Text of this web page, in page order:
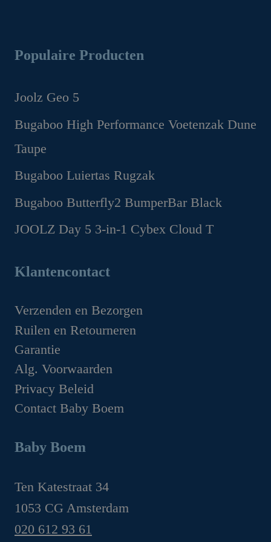
Populaire Producten
Joolz Geo 5
Oorspronkelijke
prijs
was:
€1,299.00.
Huidige
prijs
is:
€1,169.00.
Bugaboo High Performance Voetenzak Dune
Taupe
Oorspronkelijke
prijs
was:
Huidige
prijs
is:
Bugaboo Luiertas Rugzak
Oorspronkelijke
prijs
was:
Huidige
prijs
is:
Bugaboo Butterfly2 BumperBar Black
Oorspronkelijke
€49.95.
Huidige
€44.95.
JOOLZ Day 5 3-in-1 Cybex Cloud T
prijs
prijs
Klantencontact
Verzenden en Bezorgen
Ruilen en Retourneren
Garantie
Alg. Voorwaarden
Privacy Beleid
Contact Baby Boem
Baby Boem
Ten Katestraat 34
1053 CG Amsterdam
020 612 93 61